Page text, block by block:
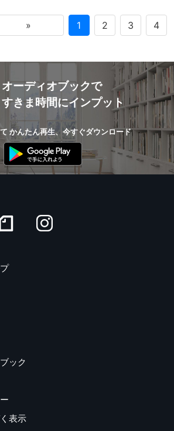
» 1 2 3 4
オーディオブックで
すきま時間にインプット
かんたん再生、今すぐダウンロード
ック
表示